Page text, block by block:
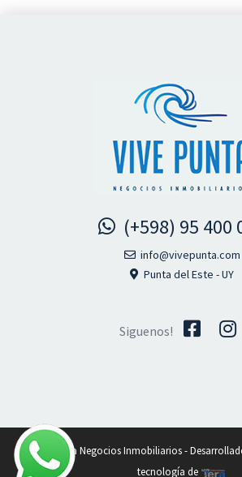
(+598) 95 400
info@vivepunta.com
Punta del Este - UY
Siguenos!
Vive Punta Negocios Inmobiliarios -
tecnología de